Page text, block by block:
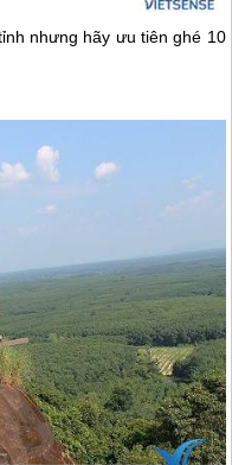
nhưng hãy ưu tiên ghé 10